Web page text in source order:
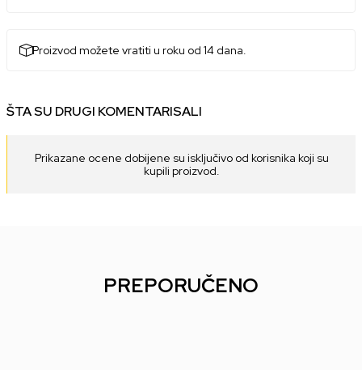
Proizvod možete vratiti u roku od 14 dana.
ŠTA SU DRUGI KOMENTARISALI
Prikazane ocene dobijene su isključivo od korisnika koji su
kupili proizvod.
PREPORUČENO